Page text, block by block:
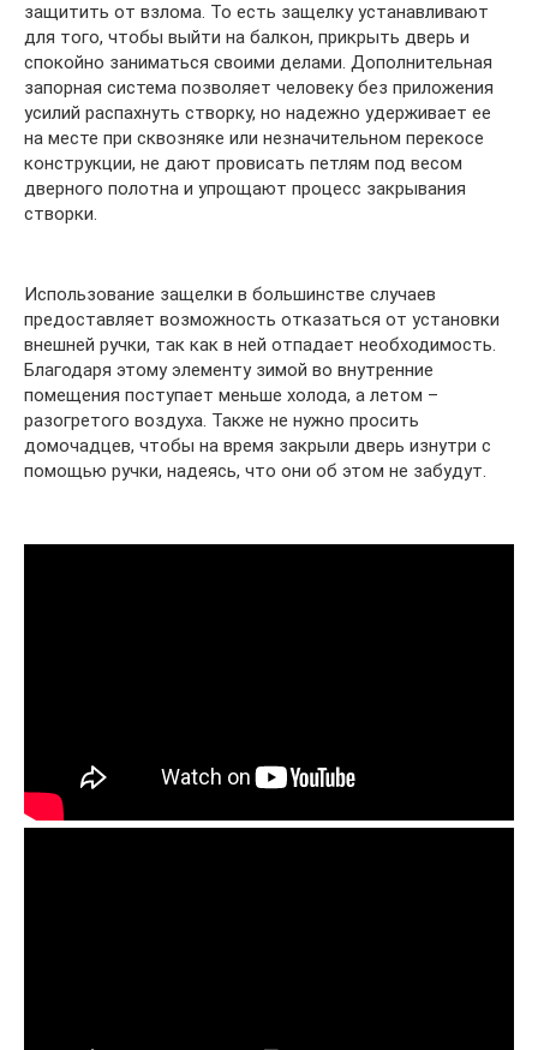
защитить от взлома. То есть защелку устанавливают
для того, чтобы выйти на балкон, прикрыть дверь и
спокойно заниматься своими делами. Дополнительная
запорная система позволяет человеку без приложения
усилий распахнуть створку, но надежно удерживает ее
на месте при сквозняке или незначительном перекосе
конструкции, не дают провисать петлям под весом
дверного полотна и упрощают процесс закрывания
створки.
Использование защелки в большинстве случаев
предоставляет возможность отказаться от установки
внешней ручки, так как в ней отпадает необходимость.
Благодаря этому элементу зимой во внутренние
помещения поступает меньше холода, а летом –
разогретого воздуха. Также не нужно просить
домочадцев, чтобы на время закрыли дверь изнутри с
помощью ручки, надеясь, что они об этом не забудут.